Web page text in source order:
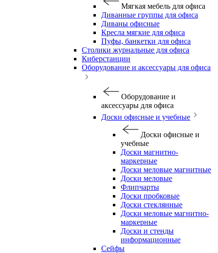
Мягкая мебель для офиса
Диванные группы для офиса
Диваны офисные
Кресла мягкие для офиса
Пуфы, банкетки для офиса
Столики журнальные для офиса
Киберстанции
Оборудование и аксессуары для офиса
Оборудование и
аксессуары для офиса
Доски офисные и учебные
Доски офисные и
учебные
Доски магнитно-
маркерные
Доски меловые магнитные
Доски меловые
Флипчарты
Доски пробковые
Доски стеклянные
Доски меловые магнитно-
маркерные
Доски и стенды
информационные
Сейфы